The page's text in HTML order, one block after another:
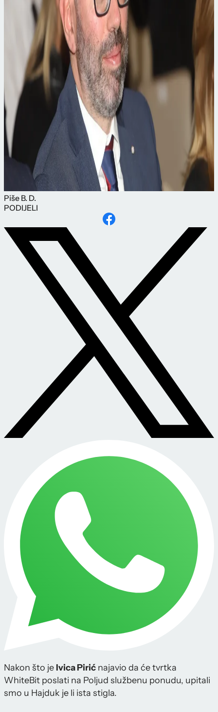
Piše B. D.
PODIJELI
Nakon što je Ivica Pirić najavio da će tvrtka
WhiteBit poslati na Poljud službenu ponudu, upitali
smo u Hajduk je li ista stigla.